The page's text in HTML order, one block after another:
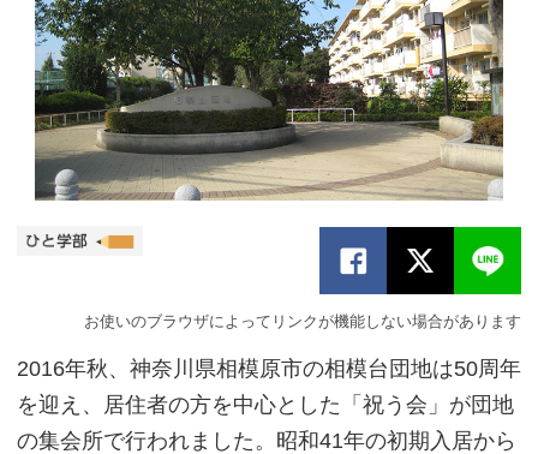
お使いのブラウザによってリンクが機能しない場合があります
2016年秋、神奈川県相模原市の相模台団地は50周年
を迎え、居住者の方を中心とした「祝う会」が団地
の集会所で行われました。昭和41年の初期入居から